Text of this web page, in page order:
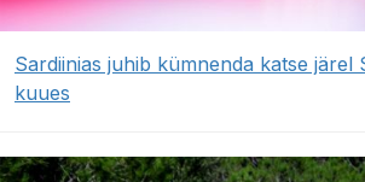
Sardiinias juhib kümnenda katse järel
kuues